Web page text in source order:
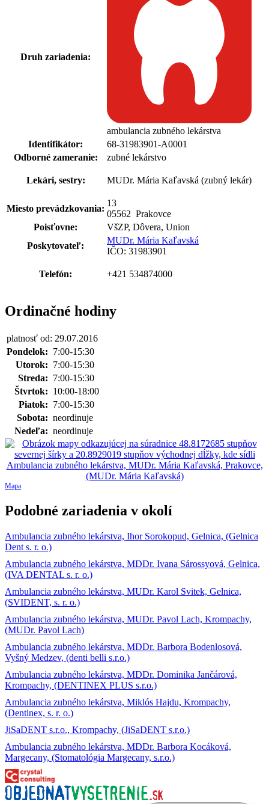
Druh zariadenia:
ambulancia zubného lekárstva
Identifikátor:
68-31983901-A0001
Odborné zameranie:
zubné lekárstvo
Lekári, sestry: MUDr. Mária Kaľavská (zubný lekár)
Miesto prevádzkovania:
13
05562 Prakovce
Poisťovne:
VšZP, Dôvera, Union
Poskytovateľ:
MUDr. Mária Kaľavská
IČO: 31983901
Telefón: +421 534874000
Ordinačné hodiny
platnosť od: 29.07.2016
Pondelok: 7:00-15:30
Utorok: 7:00-15:30
Streda: 7:00-15:30
Štvrtok: 10:00-18:00
Piatok: 7:00-15:30
Sobota: neordinuje
Nedeľa: neordinuje
Mapa
Podobné zariadenia v okolí
Ambulancia zubného lekárstva, Ihor Sorokopud, Gelnica, (Gelnica
Dent s. r. o.)
Ambulancia zubného lekárstva, MDDr. Ivana Sárossyová, Gelnica,
(IVA DENTAL s. r. o.)
Ambulancia zubného lekárstva, MUDr. Karol Svitek, Gelnica,
(SVIDENT, s. r. o.)
Ambulancia zubného lekárstva, MUDr. Pavol Lach, Krompachy,
(MUDr. Pavol Lach)
Ambulancia zubného lekárstva, MDDr. Barbora Bodenlosová,
Vyšný Medzev, (denti belli s.r.o.)
Ambulancia zubného lekárstva, MDDr. Dominika Jančárová,
Krompachy, (DENTINEX PLUS s.r.o.)
Ambulancia zubného lekárstva, Miklós Hajdu, Krompachy,
(Dentinex, s. r. o.)
JiSaDENT s.r.o., Krompachy, (JiSaDENT s.r.o.)
Ambulancia zubného lekárstva, MDDr. Barbora Kocáková,
Margecany, (Stomatológia Margecany, s.r.o.)